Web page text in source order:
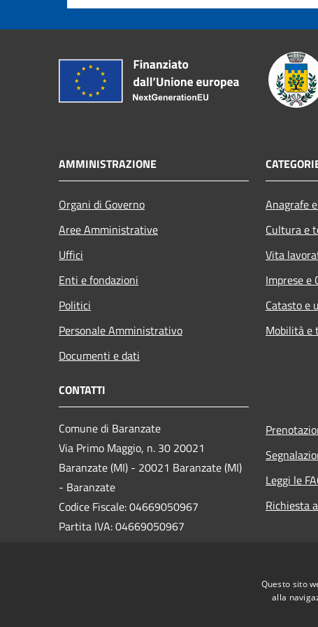
AMMINISTRAZIONE
Organi di Governo
Aree Amministrative
Uffici
Enti e fondazioni
Politici
Personale Amministrativo
Documenti e dati
Anagrafe
Cultura e
Vita
Imprese e
Catasto e
Mobilità e
CONTATTI
Comune di Baranzate
Via Primo Maggio, n. 30 20021
Baranzate (MI) - 20021 Baranzate (MI)
- Baranzate
Codice Fiscale: 04669050967
Partita IVA: 04669050967
Leggi le
Richiesta
Questo sito
alla